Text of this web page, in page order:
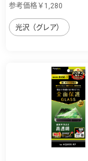
参考価格￥1,280
光沢（グレア）